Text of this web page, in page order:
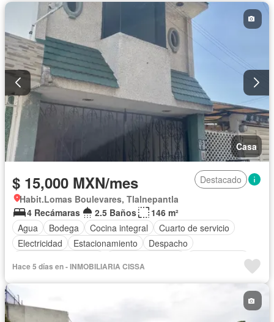
Casa
$ 15,000 MXN/mes
Destacado
Habit.Lomas Boulevares, Tlalnepantla
4 Recámaras
2.5 Baños
146 m²
Agua
Bodega Cocina integral
Cuarto de servicio
Electricidad
Estacionamiento
Despacho
Sin amueblar
Hace 5 días en - INMOBILIARIA CISSA